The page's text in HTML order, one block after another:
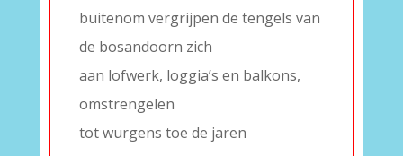
buitenom vergrijpen de tengels van
de bosandoorn zich
aan lofwerk, loggia’s en balkons,
omstrengelen
tot wurgens toe de jaren